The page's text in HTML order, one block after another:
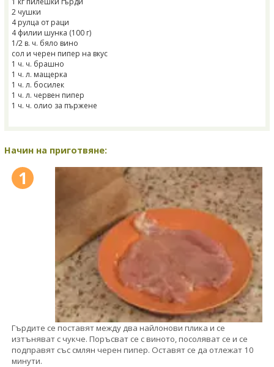
2 чушки
4 рулца от раци
4 филии шунка (100 г)
1/2 в. ч. бяло вино
сол и черен пипер на вкус
1 ч. ч. брашно
1 ч. л. мащерка
1 ч. л. босилек
1 ч. л. червен пипер
1 ч. ч. олио за пържене
Начин на приготвяне:
1
Гърдите се поставят между два найлонови плика и се
изтъняват с чукче. Поръсват се с виното, посоляват се и се
подправят със смлян черен пипер. Оставят се да отлежат 10
минути.